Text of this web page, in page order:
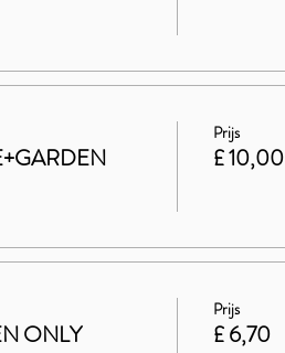
Prijs
£ 10,00
ONLY
Prijs
£ 6,70